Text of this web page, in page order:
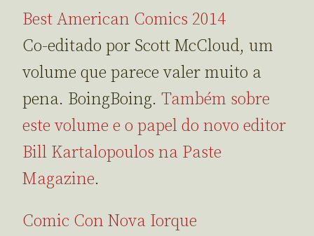
Best American Comics 2014
Co-editado por Scott McCloud, um
volume que parece valer muito a
pena. BoingBoing. Também sobre
este volume e o papel do novo editor
Bill Kartalopoulos na Paste
Magazine.
Comic Con Nova Iorque